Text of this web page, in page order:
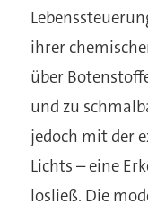
ihrer
über
und zu
jedoch mit der
Lichts – eine
losließ. Die